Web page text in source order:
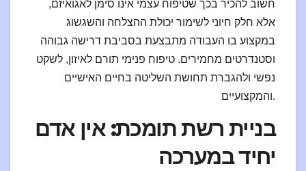
חשוב להכיר בכך שטיפוח עצמי אינו סימן לאגואיזם,
אלא חלק חיוני לשימור יכולת ההצלחה והשגשוג
במקצוע בו העבודה מתבצעת בסביבת דרישה גבוהה
וסטנדרטים מחמירים. טיפוח פנימי תורם לאיזון, לשקט
נפשי ולהגברת תחושת השליטה בחיים האישיים
והמקצועיים.
בניית רשת תומכת: אין אדם
יחיד במערכה